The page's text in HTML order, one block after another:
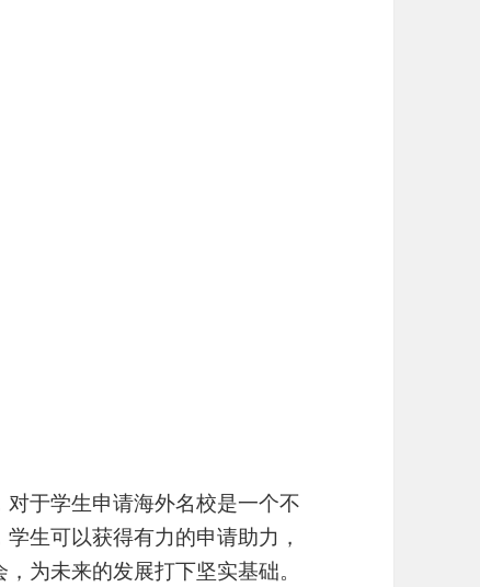
于学生申请海外名校是一个不
生可以获得有力的申请助力，
为未来的发展打下坚实基础。